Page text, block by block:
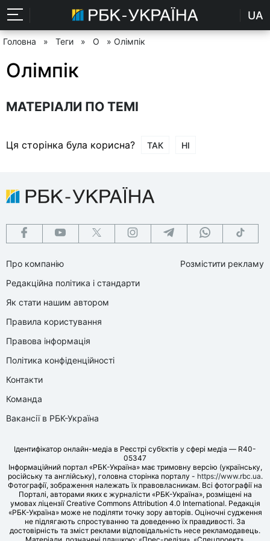
UA
Головна » Теги » О » Олімпік
Олімпік
МАТЕРІАЛИ ПО ТЕМІ
Ця сторінка була корисна? ТАК НІ
Про компанію
Редакційна політика і стандарти
Як стати нашим автором
Правила користування
Правова інформація
Політика конфіденційності
Контакти
Команда
Вакансії в РБК-Україна
Розмістити рекламу
Ідентифікатор онлайн-медіа в Реєстрі суб’єктів у сфері медіа — R40-
05347
Інформаційний портал «РБК-Україна» має тримовну версію (українську,
російську та англійську), головна сторінка порталу - https://www.rbc.ua.
Фотографії, зображення належать їх правовласникам. Всі фотографії на
Порталі, авторами яких є журналісти «РБК-Україна», розміщені на
умовах ліцензії Creative Commons Attribution 4.0 International. Редакція
«РБК-Україна» може не поділяти точку зору авторів. Оціночні судження
не підлягають спростуванню та доведенню їх правдивості. За
достовірність та зміст реклами відповідальність несе рекламодавець.